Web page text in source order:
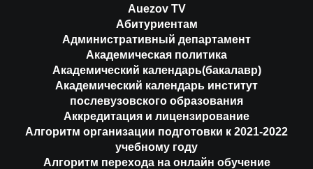
Auezov TV
Абитуриентам
Административный департамент
Академическая политика
Академический календарь(бакалавр)
Академический календарь институт
послевузовского образования
Аккредитация и лицензирование
Алгоритм организации подготовки к 2021-2022
учебному году
Алгоритм перехода на онлайн обучение